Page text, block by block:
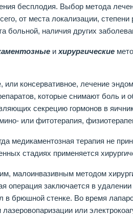
бесплодия. Выбор метода
от места локализации,
больной, наличия других
и хирургические
или консервативное, лечение
которые снимают боль и
секрецию гормонов в
или фитотерапия,
медикаментозная терапия не
стадиях применяется
малоинвазивным методом
операция заключается в
в брюшной стенке. Во время
или